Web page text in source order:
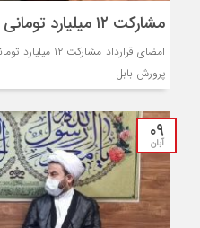
مشارکت ۱۲ میلیارد تومانی با خیرین مدرسه‌ساز بابل
امضای قرارداد
پرورش بابل
۰۹
آبان